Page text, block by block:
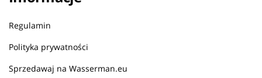
Regulamin
Polityka prywatności
Sprzedawaj na Wasserman.eu